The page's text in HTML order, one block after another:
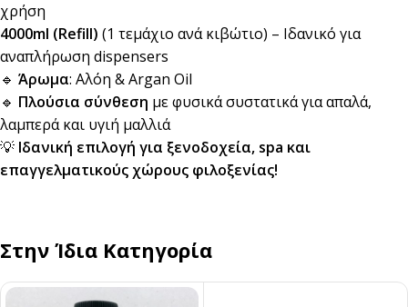
χρήση
4000ml (Refill) (1 τεμάχιο ανά κιβώτιο) – Ιδανικό για
αναπλήρωση dispensers
🔹 Άρωμα: Αλόη & Argan Oil
🔹 Πλούσια σύνθεση με φυσικά συστατικά για απαλά,
λαμπερά και υγιή μαλλιά
💡 Ιδανική επιλογή για ξενοδοχεία, spa και
επαγγελματικούς χώρους φιλοξενίας!
Στην Ίδια Κατηγορία